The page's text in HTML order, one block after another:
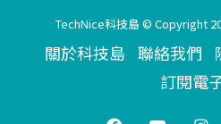
TechNice科技島 © Copyright
關於科技島 聯絡我們
訂閱電